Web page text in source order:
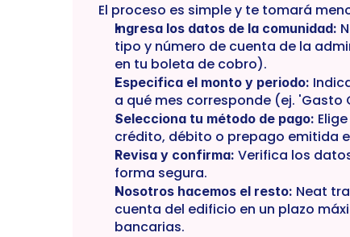
El proceso es simple y te tomará
Ingresa los datos de la comunidad:
tipo y número de cuenta de la
en tu boleta de cobro).
Especifica el monto y periodo:
a qué mes corresponde (ej. 'Gasto
Selecciona tu método de pago:
crédito, débito o prepago emitida
Revisa y confirma: Verifica los
forma segura.
Nosotros hacemos el resto: Neat
cuenta del edificio en un plazo
bancarias.